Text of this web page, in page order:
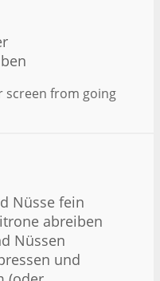
screen from going
Nüsse fein
abreiben
Nüssen
und